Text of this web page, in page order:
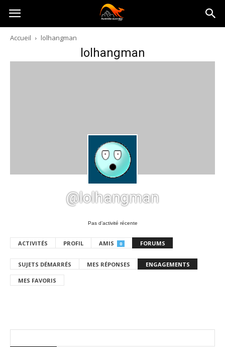
Australia-
australie.com
Accueil lolhangman
lolhangman
@lolhangman
Pas d’activité récente
ACTIVITÉS PROFIL AMIS 0 FORUMS
SUJETS DÉMARRÉS MES RÉPONSES ENGAGEMENTS
MES FAVORIS